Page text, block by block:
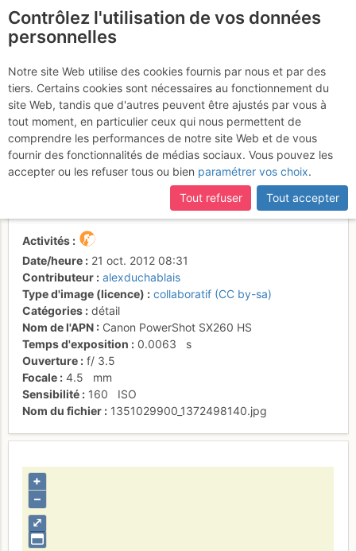
certaines pages ne sont plus accessibles, manquantes ou
incomplètes, déconnectez-vous puis reconnectez-vous à votre
compte sur le site.
La vire permettant de
contourner le premier
gendarme pour rejoindre
l'arête depuis le couloir du
Pacheu
Activités
Date/heure
21 oct. 2012 08:31
Contributeur
alexduchablais
Type d'image (licence)
collaboratif (CC by-sa)
Catégories
détail
Nom de l'APN
Canon PowerShot SX260 HS
Temps d'exposition
0.0063
s
Ouverture
f/ 3.5
Focale
4.5
mm
Sensibilité
160
ISO
Nom du fichier
1351029900_1372498140.jpg
⤢
+
–
Contrôlez l'utilisation de vos données
personnelles
Notre site Web utilise des cookies fournis par nous et par des
tiers. Certains cookies sont nécessaires au fonctionnement du
site Web, tandis que d'autres peuvent être ajustés par vous à
tout moment, en particulier ceux qui nous permettent de
comprendre les performances de notre site Web et de vous
fournir des fonctionnalités de médias sociaux. Vous pouvez les
accepter ou les refuser tous ou bien paramétrer vos choix.
Tout refuser
Tout accepter